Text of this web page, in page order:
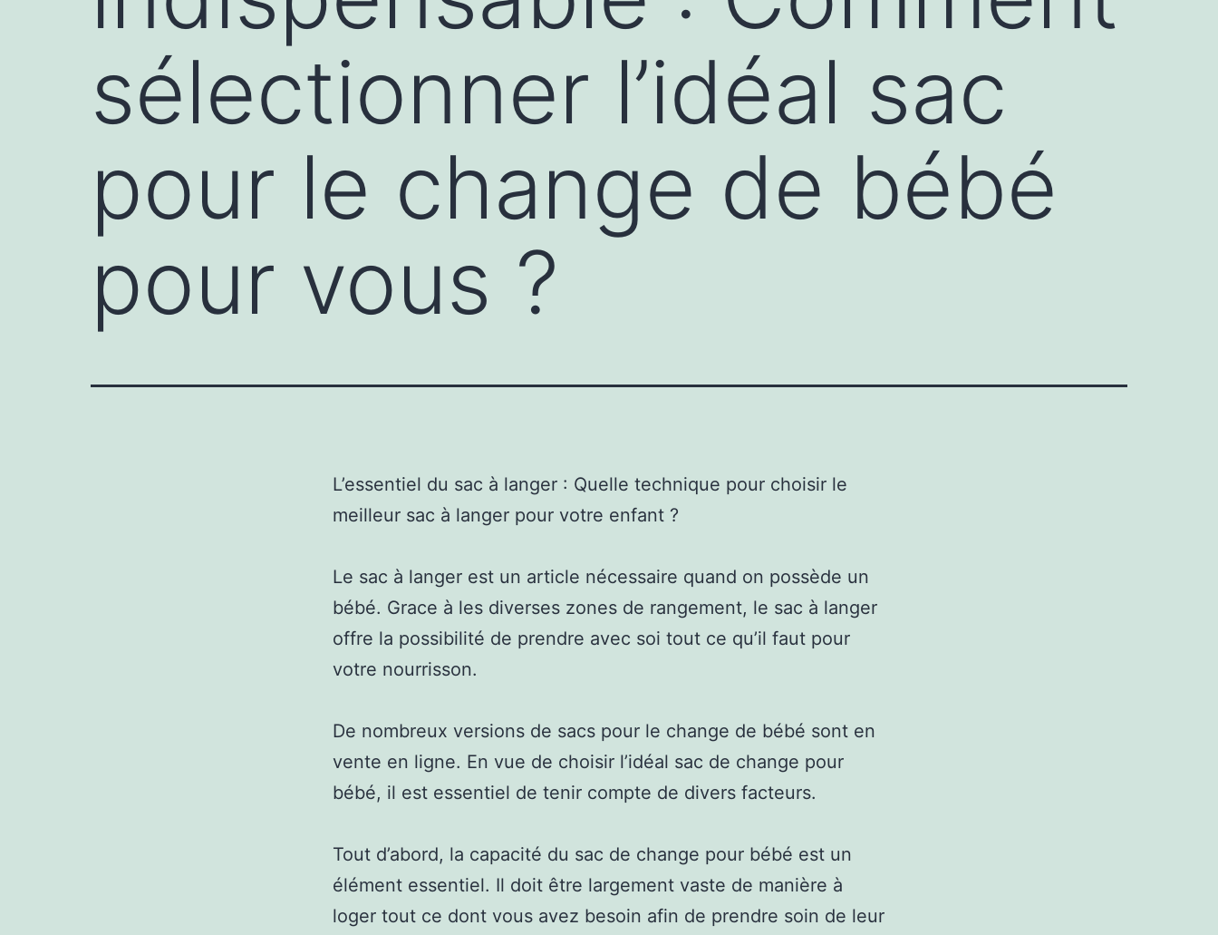
sélectionner l’idéal sac
pour le change de bébé
pour vous ?
L’essentiel du sac à langer : Quelle technique pour choisir le
meilleur sac à langer pour votre enfant ?
Le sac à langer est un article nécessaire quand on possède un
bébé. Grace à les diverses zones de rangement, le sac à langer
offre la possibilité de prendre avec soi tout ce qu’il faut pour
votre nourrisson.
De nombreux versions de sacs pour le change de bébé sont en
vente en ligne. En vue de choisir l’idéal sac de change pour
bébé, il est essentiel de tenir compte de divers facteurs.
Tout d’abord, la capacité du sac de change pour bébé est un
élément essentiel. Il doit être largement vaste de manière à
loger tout ce dont vous avez besoin afin de prendre soin de leur